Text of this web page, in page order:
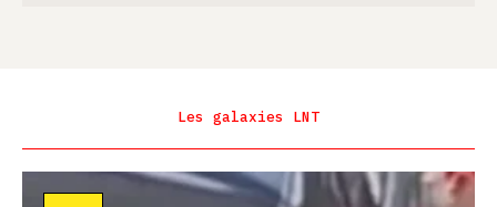
Les galaxies LNT